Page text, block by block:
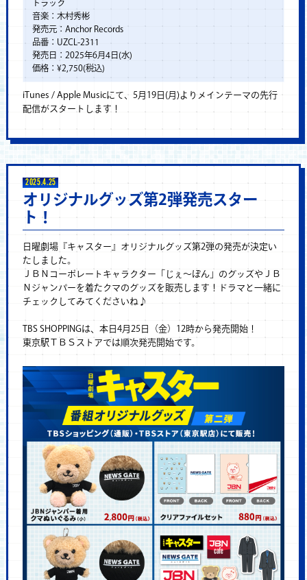
トラック
音楽：木村秀彬
発売元：Anchor Records
品番：UZCL-2311
発売日：2025年6月4日(水)
価格：¥2,750(税込)
iTunes / Apple Musicにて、5月19日(月)よりメインテーマの先行
配信がスタートします！
2025.4.25
オリジナルグッズ第2弾発売スター
ト！
日曜劇場『キャスター』オリジナルグッズ第2弾の発売が決定い
たしました。
ＪＢＮコーポレートキャラクター「じぇ～ぽん」のグッズやＪＢ
Ｎジャンパーを着たクマのグッズを販売します！ドラマと一緒に
チェックしてみてくださいね♪
TBS SHOPPINGは、本日4月25日（金）12時から発売開始！
東京駅ＴＢＳストアでは順次発売開始です。